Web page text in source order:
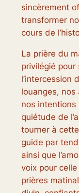
sincèrement
transformer
cours de
La prière du
privilégié pour
l’intercession
louanges, nos
nos intentions
quiétude de
tourner à
guide par
ainsi que
voix pour
prières